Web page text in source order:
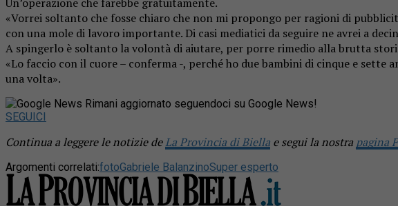
«Vorrei soltanto che fosse chiaro che non mi propongo per ragioni di
con una mole di lavoro importante. Di casi mediatici da seguire ne avrei a
A spingerlo è soltanto la volontà di aiutare, per porre rimedio alla brutta
«Lo faccio con il cuore – conferma -, perché ho due bambini di cinque e
una volta».
Rimani aggiornato seguendoci su Google News!
SEGUICI
Continua a leggere le notizie deLa Provincia di Biella e segui la nostra pagina
Argomenti correlati:fotoGabriele BalanzinoSuper esperto